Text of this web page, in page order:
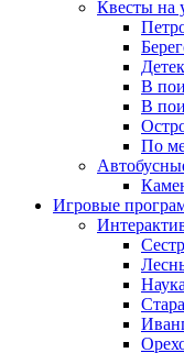
Квесты на
В
В
По
Игровые